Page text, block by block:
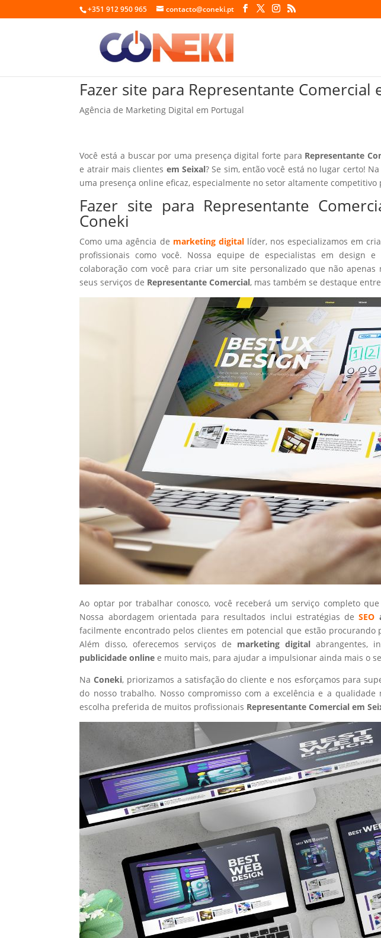
+351 912 950 965 contacto@coneki.pt
Fazer site para Representante Comercial
Agência de Marketing Digital em Portugal
Você está a buscar por uma presença digital forte para Representante
e atrair mais clientes em Seixal? Se sim, então você está no lugar certo!
uma presença online eficaz, especialmente no setor altamente competitivo
Fazer site para Representante
Coneki
Como uma agência de marketing digitallíder, nos especializamos em
profissionais como você. Nossa equipe de especialistas em design
colaboração com você para criar um site personalizado que não
seus serviços de Representante Comercial, mas também se destaque
Ao optar por trabalhar conosco, você receberá um serviço completo
Nossa abordagem orientada para resultados inclui estratégias deSEO
facilmente encontrado pelos clientes em potencial que estão procurando
Além disso, oferecemos serviços de marketing digitalabrangentes,
publicidade online e muito mais, para ajudar a impulsionar ainda mais o
NaConeki, priorizamos a satisfação do cliente e nos esforçamos para
do nosso trabalho. Nosso compromisso com a excelência e a
escolha preferida de muitos profissionais Representante Comercial em